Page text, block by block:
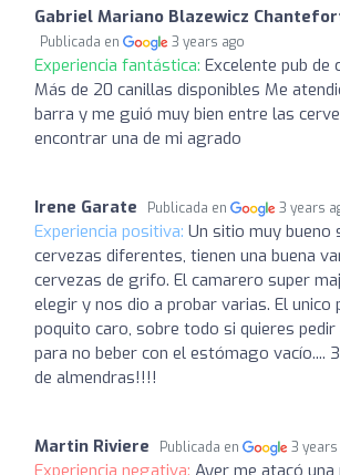
Gabriel Mariano Blazewicz
Publicada en 3 years ago
Experiencia fantástica: Excelente pub de
Más de 20 canillas disponibles Me
barra y me guió muy bien entre las
encontrar una de mi agrado
Irene Garate Publicada en 3 years
Experiencia positiva: Un sitio muy bueno
cervezas diferentes, tienen una buena
cervezas de grifo. El camarero super
elegir y nos dio a probar varias. El unico
poquito caro, sobre todo si quieres
para no beber con el estómago vacío....
de almendras!!!!
Martin Riviere Publicada en 3 years
Experiencia negativa: Ayer me atacó